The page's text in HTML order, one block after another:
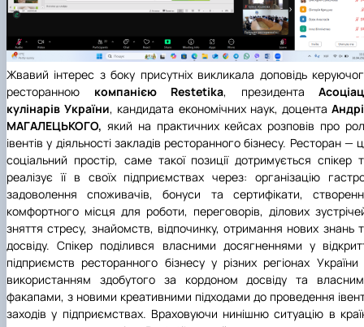
Жвавий інтерес з боку присутніх викликала доповідь
ресторанною компанією Restetika, президента
кулінарів України, кандидата економічних наук, доцента
МАГАЛЕЦЬКОГО, який на практичних кейсах розповів про
івентів у діяльності закладів ресторанного бізнесу. Ресторан —
соціальний простір, саме такої позиції дотримується спікер
реалізує її в своїх підприємствах через: організацію
задоволення споживачів, бонуси та сертифікати,
комфортного місця для роботи, переговорів, ділових
зняття стресу, знайомств, відпочинку, отримання нових знань
досвіду. Спікер поділився власними досягненнями у
підприємств ресторанного бізнесу у різних регіонах України
використанням здобутого за кордоном досвіду та
факапами, з новими креативними підходами до проведення
заходів у підприємствах. Враховуючи нинішню ситуацію в